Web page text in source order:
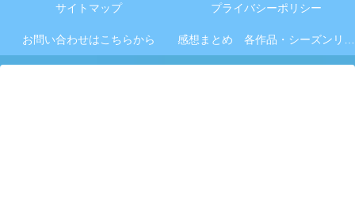
サイトマップ プライバシーポリシー
お問い合わせはこちらから 感想まとめ 各作品・シーズンリンク集